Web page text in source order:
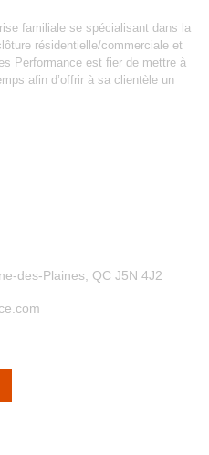
familiale se spécialisant dans la
résidentielle/commerciale et
Performance est fier de mettre à
afin d’offrir à sa clientèle un
des-Plaines, QC J5N 4J2